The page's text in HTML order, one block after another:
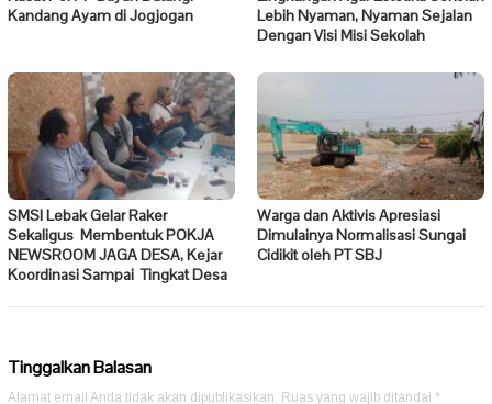
Kandang Ayam di Jogjogan
Lebih Nyaman, Nyaman Sejalan
Dengan Visi Misi Sekolah
SMSI Lebak Gelar Raker
Sekaligus Membentuk POKJA
NEWSROOM JAGA DESA, Kejar
Koordinasi Sampai Tingkat Desa
Warga dan Aktivis Apresiasi
Dimulainya Normalisasi Sungai
Cidikit oleh PT SBJ
Tinggalkan Balasan
Alamat email Anda tidak akan dipublikasikan. Ruas yang wajib ditandai *